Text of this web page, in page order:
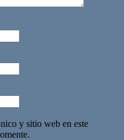
y sitio web en este